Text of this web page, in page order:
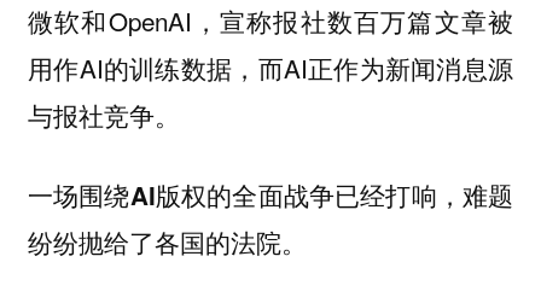
微软和OpenAI，宣称报社数百万篇文章被
用作AI的训练数据，而AI正作为新闻消息源
与报社竞争。
一场围绕AI版权的全面战争已经打响，难题
纷纷抛给了各国的法院。